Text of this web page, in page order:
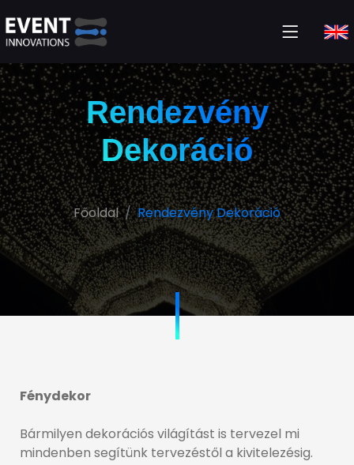
Rendezvény
Dekoráció
Főoldal Rendezvény Dekoráció
Fénydekor
Bármilyen dekorációs világítást is tervezel mi
mindenben segítünk tervezéstől a kivitelezésig.